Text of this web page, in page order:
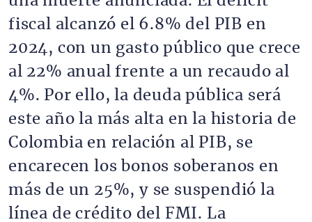
fiscal alcanzó el 6.8% del PIB en
2024, con un gasto público que crece
al 22% anual frente a un recaudo al
4%. Por ello, la deuda pública será
este año la más alta en la historia de
Colombia en relación al PIB, se
encarecen los bonos soberanos en
más de un 25%, y se suspendió la
línea de crédito del FMI. La